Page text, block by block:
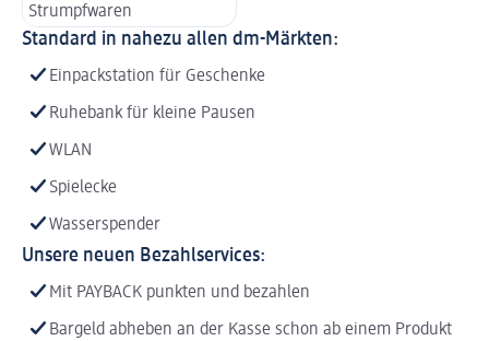
Strumpfwaren
Standard in nahezu allen dm-Märkten:
Einpackstation für Geschenke
Ruhebank für kleine Pausen
WLAN
Spielecke
Wasserspender
Unsere neuen Bezahlservices:
Mit PAYBACK punkten und bezahlen
Bargeld abheben an der Kasse schon ab einem Produkt